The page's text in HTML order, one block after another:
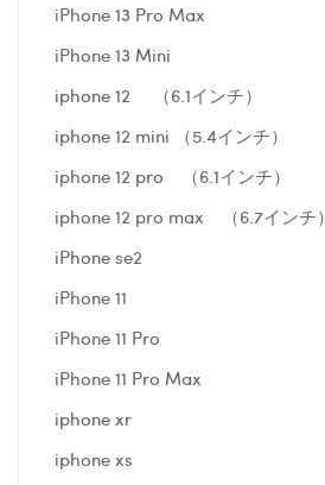
iPhone 13 Pro Max
iPhone 13 Mini
iphone 12 （6.1インチ）
iphone 12 mini （5.4インチ）
iphone 12 pro （6.1インチ）
iphone 12 pro max （6.7インチ）
iPhone se2
iPhone 11
iPhone 11 Pro
iPhone 11 Pro Max
iphone xr
iphone xs